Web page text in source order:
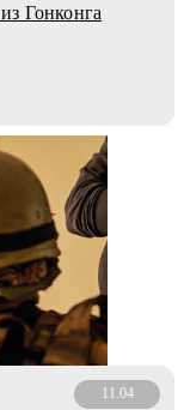
Гонконга
11.04